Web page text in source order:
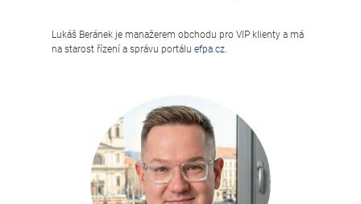
Lukáš Beránek je manažerem obchodu pro VIP klienty a má
na starost řízení a správu portálu efpa.cz.